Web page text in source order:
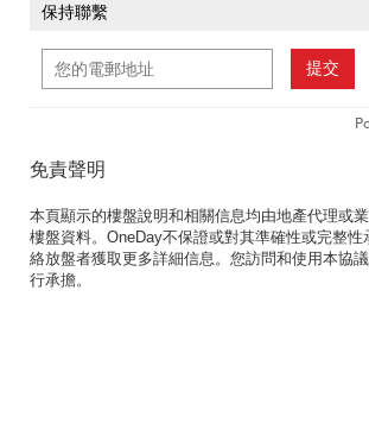
保持聯繫
提交
免責聲明
本頁顯示的樓盤說明和相關信息均由地產代理或
樓盤資料。OneDay不保證或對其準確性或完整
絡放盤者獲取更多詳細信息。您訪問和使用本協
行承擔。